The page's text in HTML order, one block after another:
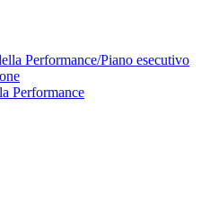
Performance/Piano esecutivo
Performance